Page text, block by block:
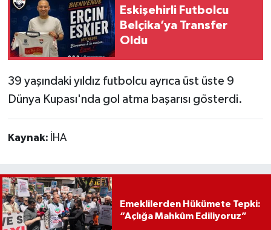
Eskişehirli Futbolcu
Belçika’ya Transfer
Oldu
39 yaşındaki yıldız futbolcu ayrıca üst üste 9
Dünya Kupası'nda gol atma başarısı gösterdi.
Kaynak: İHA
Emeklilerden Hükümete Tepki:
“Açlığa Mahkûm Ediliyoruz”